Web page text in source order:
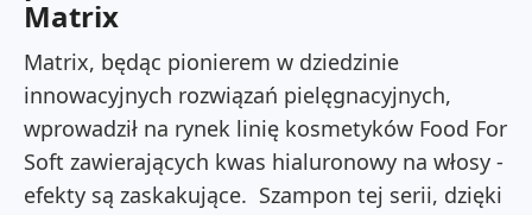
Matrix
Matrix, będąc pionierem w dziedzinie
innowacyjnych rozwiązań pielęgnacyjnych,
wprowadził na rynek linię kosmetyków Food For
Soft zawierających kwas hialuronowy na włosy -
efekty są zaskakujące. Szampon tej serii, dzięki